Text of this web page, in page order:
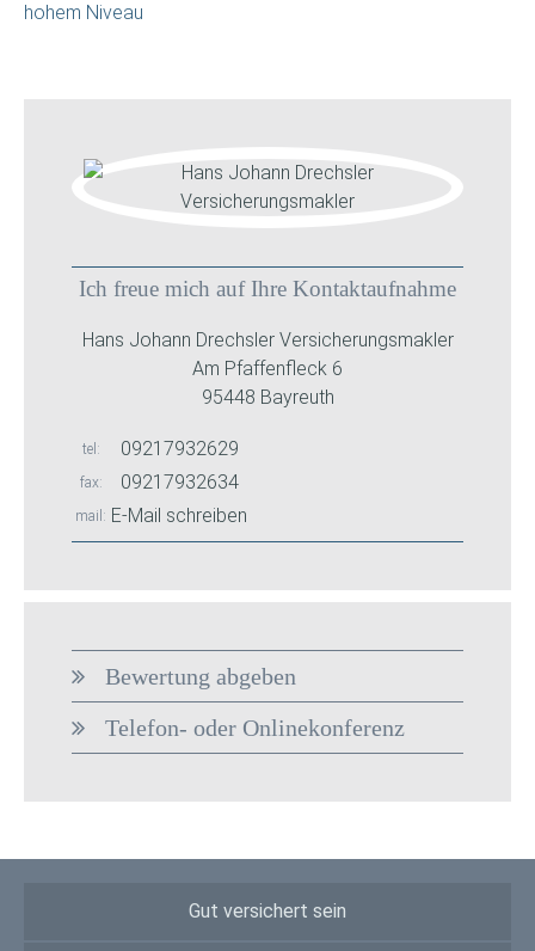
hohem Niveau
Ich freue mich auf Ihre Kontaktaufnahme
Hans Johann Drechsler Versicherungsmakler
Am Pfaffenfleck 6
95448 Bayreuth
tel 09217932629
fax 09217932634
mail E-Mail schreiben
Bewertung abgeben
Telefon- oder Onlinekonferenz
Gut versichert sein